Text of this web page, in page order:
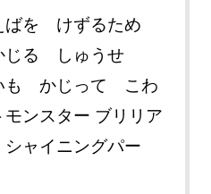
ばを けずるため
る しゅうせ
も かじって こわ
ンスター ブリリア
ャイニングパー